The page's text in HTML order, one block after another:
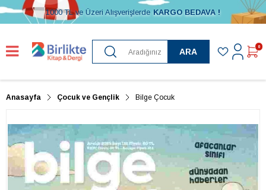
1000 TL ve Üzeri Alışverişlerde KARGO BEDAVA !
ARA
0
Anasayfa Çocuk ve Gençlik Bilge Çocuk